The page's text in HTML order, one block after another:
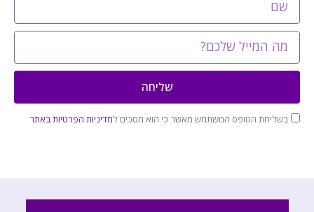
בשליחת הטופס המשתמש מאשר כי הוא מסכים למדיניות הפרטיות באתר
שליחה